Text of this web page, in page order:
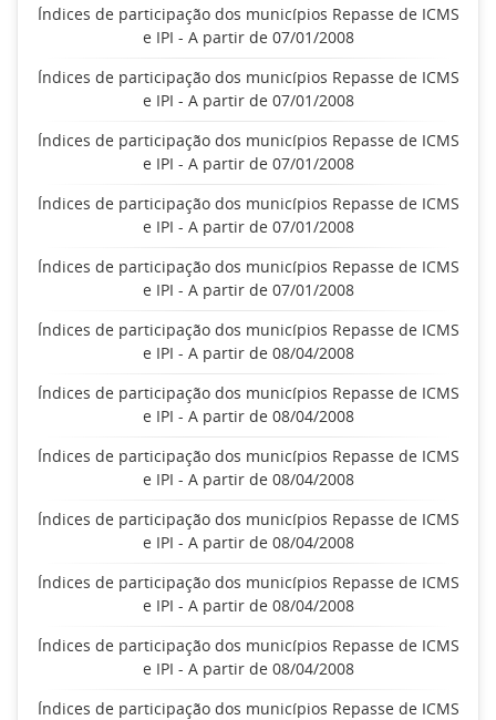
Índices de participação dos municípios Repasse de ICMS
e IPI - A partir de 07/01/2008
Índices de participação dos municípios Repasse de ICMS
e IPI - A partir de 07/01/2008
Índices de participação dos municípios Repasse de ICMS
e IPI - A partir de 07/01/2008
Índices de participação dos municípios Repasse de ICMS
e IPI - A partir de 07/01/2008
Índices de participação dos municípios Repasse de ICMS
e IPI - A partir de 07/01/2008
Índices de participação dos municípios Repasse de ICMS
e IPI - A partir de 08/04/2008
Índices de participação dos municípios Repasse de ICMS
e IPI - A partir de 08/04/2008
Índices de participação dos municípios Repasse de ICMS
e IPI - A partir de 08/04/2008
Índices de participação dos municípios Repasse de ICMS
e IPI - A partir de 08/04/2008
Índices de participação dos municípios Repasse de ICMS
e IPI - A partir de 08/04/2008
Índices de participação dos municípios Repasse de ICMS
e IPI - A partir de 08/04/2008
Índices de participação dos municípios Repasse de ICMS